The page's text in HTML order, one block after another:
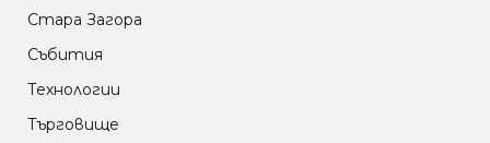
Стара Загора
Събития
Технологии
Търговище